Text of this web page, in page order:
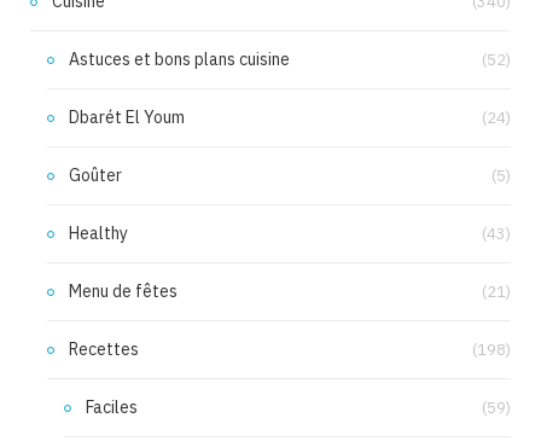
Astuces et bons plans cuisine (52)
Dbarét El Youm (24)
Goûter (5)
Healthy (43)
Menu de fêtes (21)
Recettes (198)
Faciles (59)